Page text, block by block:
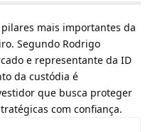
mais importantes da
Segundo Rodrigo
e representante da ID
da custódia é
que busca proteger
com confiança.